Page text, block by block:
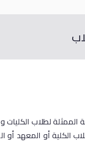
الممثلة لطلاب
الكلية أو المعهد أو